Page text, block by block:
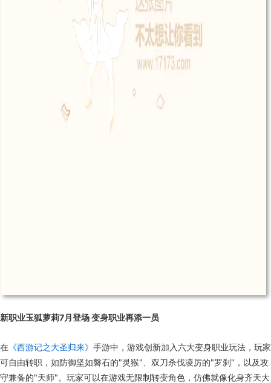
新职业玉狐萝莉7月登场 变身职业再添一员
在 《西游记之大圣归来》 手游中，游戏创新加入六大变身职业玩法，玩家
可自由转职，如防御坚如磐石的"灵猴"、双刀杀伐凌厉的"罗刹"，以及攻
守兼备的"天师"。玩家可以在游戏无限制转变角色，仿佛就像化身齐天大